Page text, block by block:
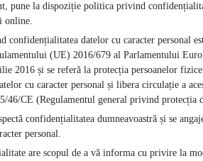
pune la dispoziție politica privind
online.
confidențialitatea datelor cu caracter personal
(UE) 2016/679 al Parlamentului
2016 și se referă la protecția persoanelor fizice
cu caracter personal și libera circulație a
46/CE (Regulamentul general privind protecția
confidențialitatea dumneavoastră și se
personal.
are scopul de a vă informa cu privire la